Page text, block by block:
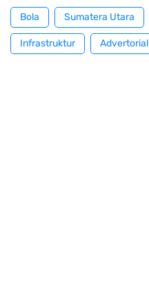
Bola Sumatera Utara
Infrastruktur Advertorial